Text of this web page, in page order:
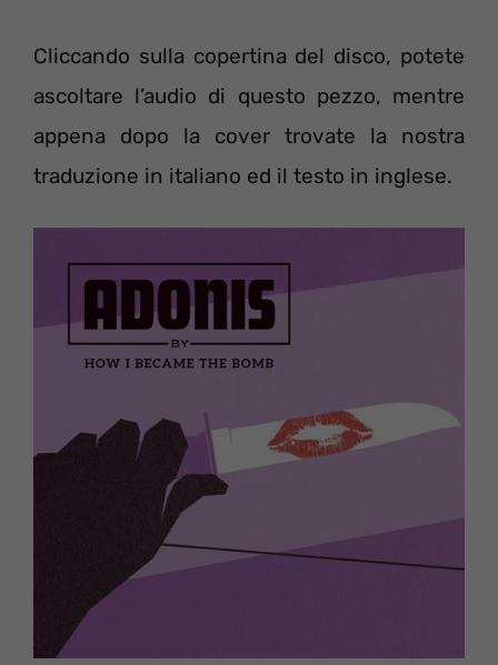
Cliccando sulla copertina del disco, potete
ascoltare l’audio di questo pezzo, mentre
appena dopo la cover trovate la nostra
traduzione in italiano ed il testo in inglese.